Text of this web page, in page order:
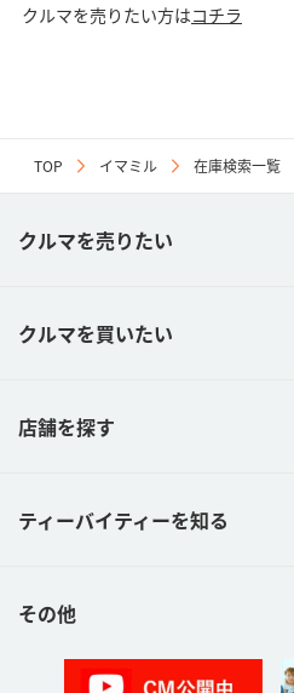
クルマを売りたい方はコチラ
TOP イマミル 在庫検索一覧
クルマを売りたい
クルマを買いたい
店舗を探す
ティーバイティーを知る
その他